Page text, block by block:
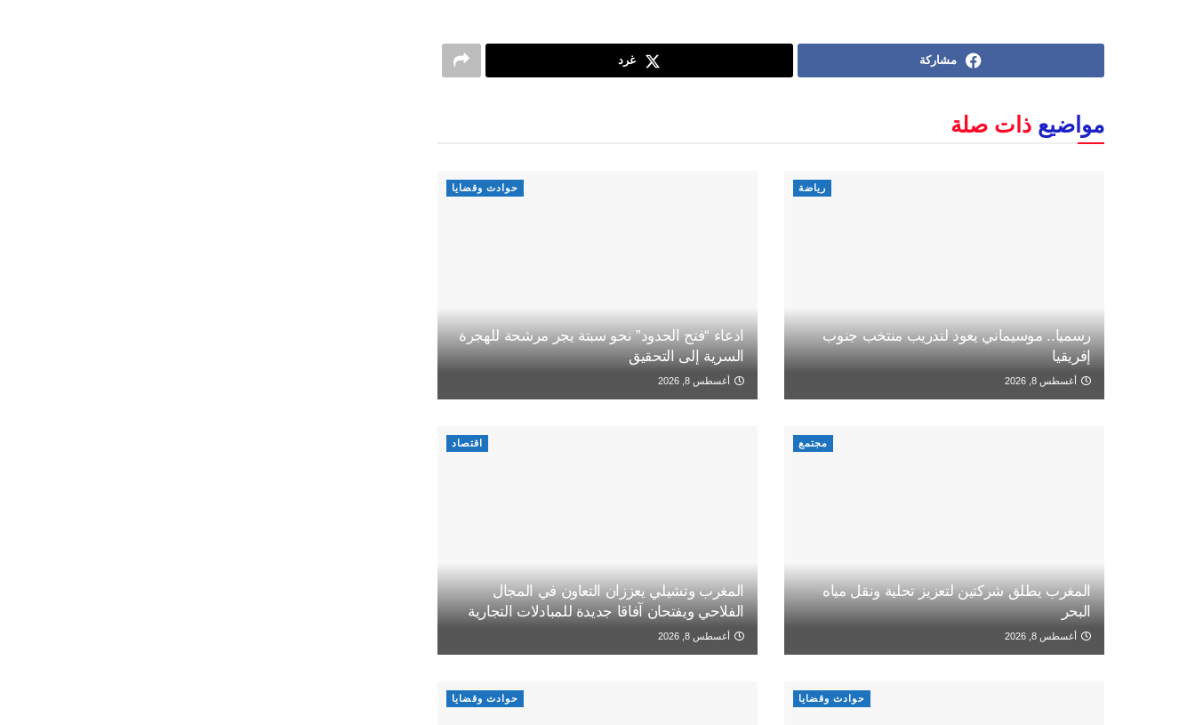
مشاركة غرد
مواضيع ذات صلة
رياضة
رسميا.. موسيماني يعود لتدريب منتخب جنوب
إفريقيا
أغسطس 8, 2026
حوادث وقضايا
ادعاء “فتح الحدود” نحو سبتة يجر مرشحة للهجرة
السرية إلى التحقيق
أغسطس 8, 2026
مجتمع
المغرب يطلق شركتين لتعزيز تحلية ونقل مياه
البحر
أغسطس 8, 2026
اقتصاد
المغرب وتشيلي يعززان التعاون في المجال
الفلاحي ويفتحان آفاقا جديدة للمبادلات التجارية
أغسطس 8, 2026
حوادث وقضايا حوادث وقضايا